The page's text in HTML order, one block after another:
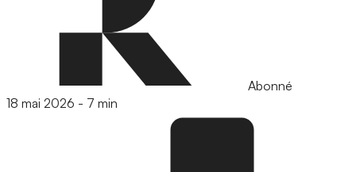
Abonné
18 mai 2026 - 7 min